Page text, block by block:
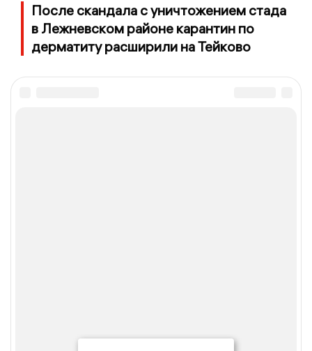
После скандала с уничтожением стада
в Лежневском районе карантин по
дерматиту расширили на Тейково